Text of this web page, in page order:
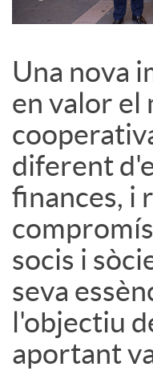
S
o
c
i
a
l
Una nova
en valor el
diferent
finances, i
socis i
seva
l'objectiu
aportant